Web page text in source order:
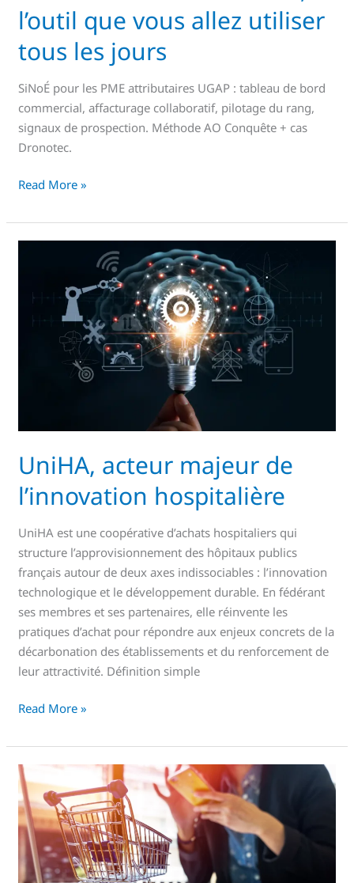
l’outil que vous allez utiliser
tous les jours
SiNoÉ pour les PME attributaires UGAP : tableau de bord
commercial, affacturage collaboratif, pilotage du rang,
signaux de prospection. Méthode AO Conquête + cas
Dronotec.
Read More »
UniHA, acteur majeur de
l’innovation hospitalière
UniHA est une coopérative d’achats hospitaliers qui
structure l’approvisionnement des hôpitaux publics
français autour de deux axes indissociables : l’innovation
technologique et le développement durable. En fédérant
ses membres et ses partenaires, elle réinvente les
pratiques d’achat pour répondre aux enjeux concrets de la
décarbonation des établissements et du renforcement de
leur attractivité. Définition simple
l’innovation
hospitalière
Read More »
Comment
UniHA
optimise
les
conditions
tarifaires